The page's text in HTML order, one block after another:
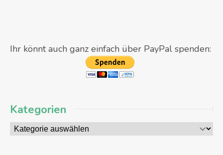
Ihr könnt auch ganz einfach über PayPal spenden:
Kategorien